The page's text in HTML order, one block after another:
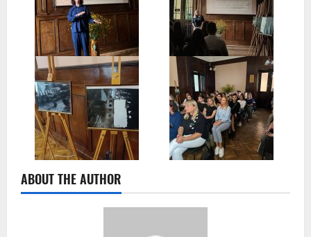
ABOUT THE AUTHOR